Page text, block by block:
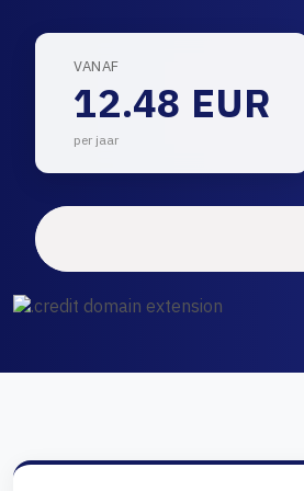
VANAF
12.48 EUR
per jaar